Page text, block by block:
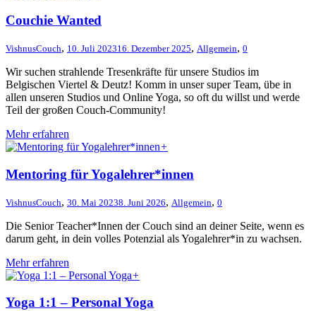
Couchie Wanted
VishnusCouch, 10. Juli 202316. Dezember 2025, Allgemein, 0
Wir suchen strahlende Tresenkräfte für unsere Studios im
Belgischen Viertel & Deutz! Komm in unser super Team, übe in
allen unseren Studios und Online Yoga, so oft du willst und werde
Teil der großen Couch-Community!
Mehr erfahren
+
Mentoring für Yogalehrer*innen
VishnusCouch, 30. Mai 20238. Juni 2026, Allgemein, 0
Die Senior Teacher*Innen der Couch sind an deiner Seite, wenn es
darum geht, in dein volles Potenzial als Yogalehrer*in zu wachsen.
Mehr erfahren
+
Yoga 1:1 – Personal Yoga